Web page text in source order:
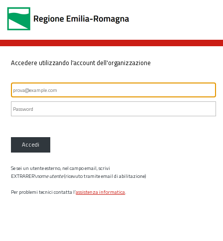
Accedere utilizzando l'account dell'organizzazione
Accedi
Se sei un utente esterno, nel campo email, scrivi
EXTRARER\nome utente(ricevuto tramite email di abilitazione)
Per problemi tecnici contatta l’assistenza informatica.